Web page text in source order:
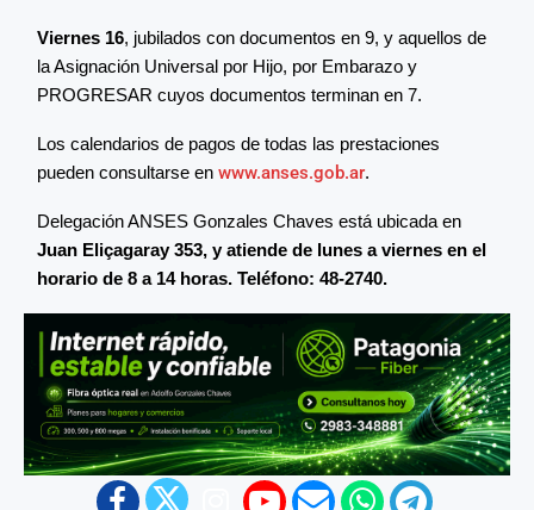
Viernes 16, jubilados con documentos en 9, y aquellos de
la Asignación Universal por Hijo, por Embarazo y
PROGRESAR cuyos documentos terminan en 7.
Los calendarios de pagos de todas las prestaciones
pueden consultarse en www.anses.gob.ar.
Delegación ANSES Gonzales Chaves está ubicada en
Juan Eliçagaray 353, y atiende de lunes a viernes en el
horario de 8 a 14 horas. Teléfono: 48-2740.